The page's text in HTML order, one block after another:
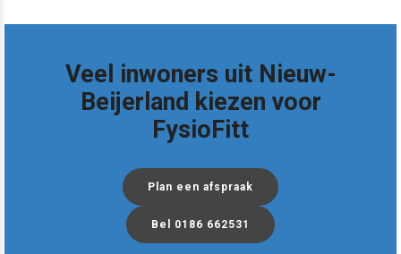
Veel inwoners uit Nieuw-
Beijerland kiezen voor
FysioFitt
Plan een afspraak
Bel 0186 662531